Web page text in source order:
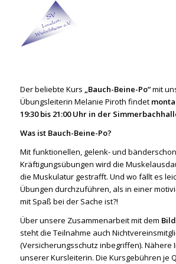
Der beliebte Kurs „Bauch-Beine-Po“mit
Übungsleiterin Melanie Piroth findet
19:30 bis 21:00 Uhr in der
Was ist Bauch-Beine-Po?
Mit funktionellen, gelenk- und
Kräftigungsübungen wird die
die Muskulatur gestrafft. Und wo fällt es
Übungen durchzuführen, als in einer
mit Spaß bei der Sache ist?!
Über unsere Zusammenarbeit mit dem
steht die Teilnahme auch
(Versicherungsschutz inbegriffen). Nähere
unserer Kursleiterin. Die Kursgebühren je